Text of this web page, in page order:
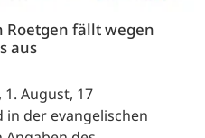
Roetgen fällt wegen
aus
August, 17
in der evangelischen